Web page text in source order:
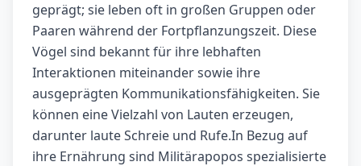
geprägt; sie leben oft in großen Gruppen oder
Paaren während der Fortpflanzungszeit. Diese
Vögel sind bekannt für ihre lebhaften
Interaktionen miteinander sowie ihre
ausgeprägten Kommunikationsfähigkeiten. Sie
können eine Vielzahl von Lauten erzeugen,
darunter laute Schreie und Rufe.In Bezug auf
ihre Ernährung sind Militärapopos spezialisierte